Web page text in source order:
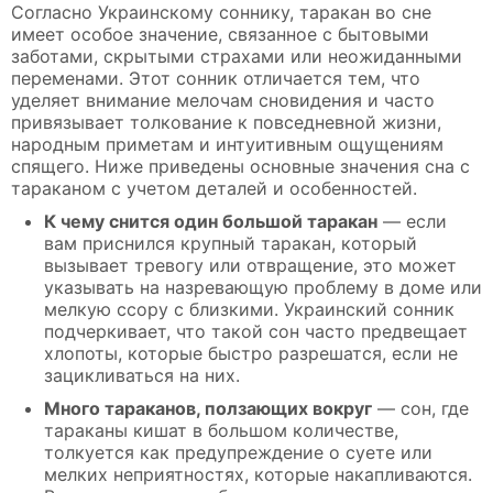
Согласно Украинскому соннику, таракан во сне
имеет особое значение, связанное с бытовыми
заботами, скрытыми страхами или неожиданными
переменами. Этот сонник отличается тем, что
уделяет внимание мелочам сновидения и часто
привязывает толкование к повседневной жизни,
народным приметам и интуитивным ощущениям
спящего. Ниже приведены основные значения сна с
тараканом с учетом деталей и особенностей.
К чему снится один большой таракан — если
вам приснился крупный таракан, который
вызывает тревогу или отвращение, это может
указывать на назревающую проблему в доме или
мелкую ссору с близкими. Украинский сонник
подчеркивает, что такой сон часто предвещает
хлопоты, которые быстро разрешатся, если не
зацикливаться на них.
Много тараканов, ползающих вокруг — сон, где
тараканы кишат в большом количестве,
толкуется как предупреждение о суете или
мелких неприятностях, которые накапливаются.